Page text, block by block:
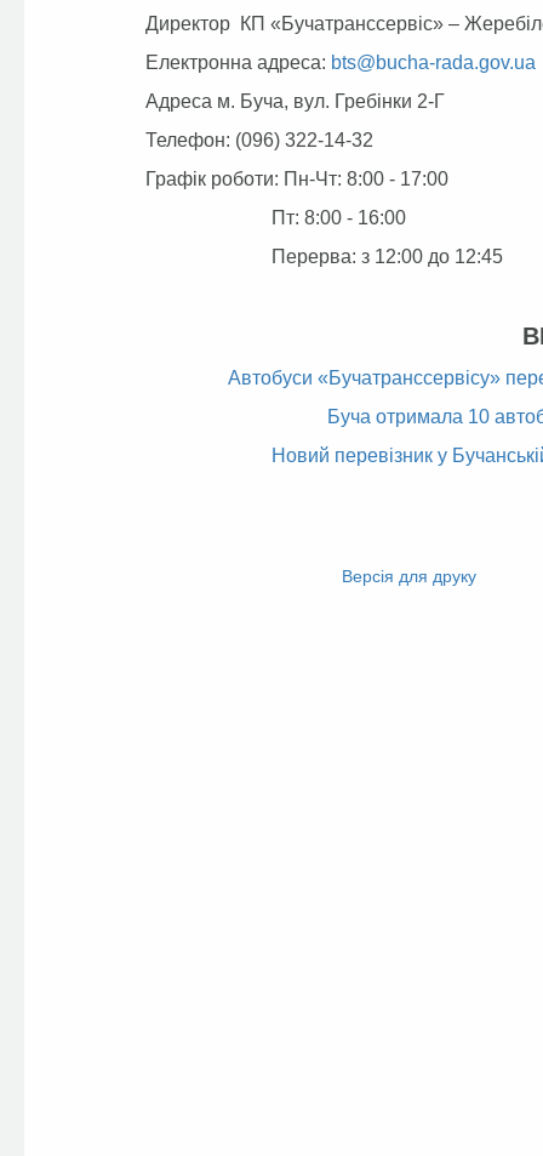
Директор КП «Бучатранссервіс» –
Електронна адреса: bts@bucha-rada.gov.ua
Адреса м. Буча, вул. Гребінки 2-Г
Телефон: (096) 322-14-32
Графік роботи: Пн-Чт: 8:00 - 17:00
Пт: 8:00 - 16:00
Перерва: з 12:00 до 12:45
Автобуси «Бучатранссервісу»
Буча отримала 10
Новий перевізник у
TwitterВерсія для друку